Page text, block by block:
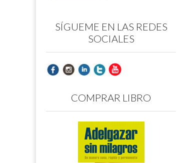
SÍGUEME EN LAS REDES
SOCIALES
COMPRAR LIBRO